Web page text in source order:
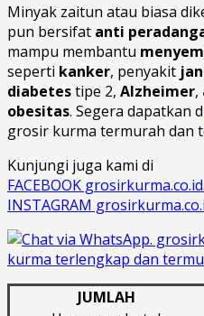
Minyak zaitun atau biasa
pun bersifat anti
mampu membantu
seperti kanker, penyakit
diabetestipe 2, Alzheimer,
obesitas. Segera dapatkan
grosir kurma termurah dan
Kunjungi juga kami di
FACEBOOK grosirkurma.co.id.
INSTAGRAM
JUMLAH